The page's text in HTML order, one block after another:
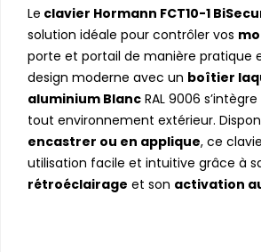
Le clavier Hormann FCT10-1
solution idéale pour contrôler vos
porte et portail de manière pratique
design moderne avec un boîtier
aluminium Blanc RAL 9006
tout environnement extérieur.
encastrer ou en applique, ce
utilisation facile et intuitive grâce à
rétroéclairage et son activation